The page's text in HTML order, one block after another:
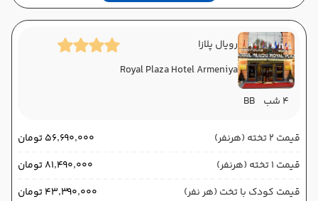
رویال پلازا
Royal Plaza Hotel Armeniya
4 شب
BB
قیمت 2 تخته (هرنفر)
۵۶٬۶۹۰٬۰۰۰ تومان
قیمت 1 تخته (هرنفر)
۸۱٬۴۹۰٬۰۰۰ تومان
قیمت کودک با تخت (هر نفر)
۴۳٬۳۹۰٬۰۰۰ تومان